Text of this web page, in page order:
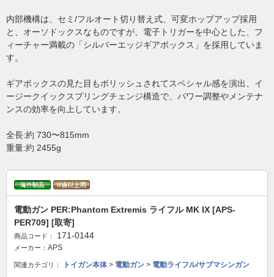
内部機構は、セミ/フルオート切り替え式、可変ホップアップ採用
と、オーソドックスなものですが、電子トリガーを中心とした、フ
ィーチャー満載の「シルバーエッジギアボックス」を採用していま
す。
ギアボックスの見た目もポリッシュされてスペシャル感を演出、イ
ージークイックスプリングチェンジ構造で、パワー調整やメンテナ
ンスの効率を向上しています。
全長:約 730〜815mm
重量:約 2455g
電動ガン PER:Phantom Extremis ライフル MK IX [APS-
PER709] [取寄]
商品コード： 171-0144
メーカー： APS
関連カテゴリ： トイガン本体> 電動ガン > 電動ライフル/サブマシンガン